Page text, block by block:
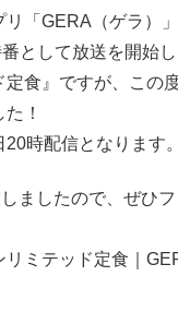
リ「GERA（ゲラ）
として放送を開始
定食』ですが、この
！
時配信となります。
ましたので、ぜひフ
リミテッド定食｜